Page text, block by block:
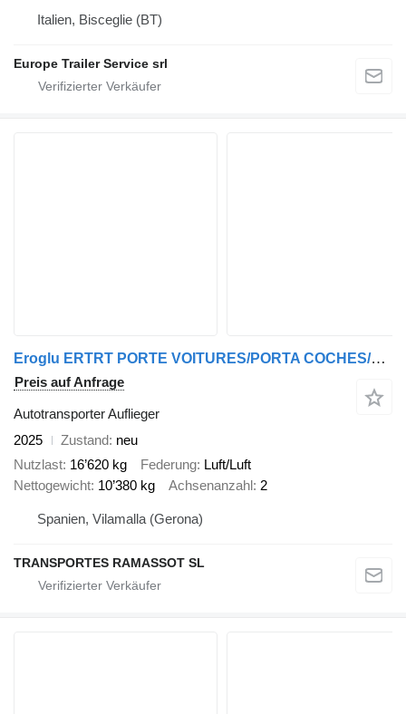
Italien, Bisceglie (BT)
Europe Trailer Service srl
Eroglu ERTRT PORTE VOITURES/PORTA COCHES/CAR CARRIER (NEW/NEUF/NUEVO)
Preis auf Anfrage
Autotransporter Auflieger
2025
Zustand
neu
Nutzlast 16’620 kg Federung Luft/Luft
Nettogewicht 10’380 kg Achsenanzahl 2
Spanien, Vilamalla (Gerona)
TRANSPORTES RAMASSOT SL